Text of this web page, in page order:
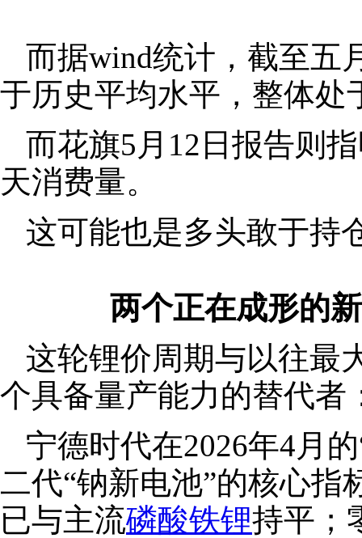
而据wind统计，截至五
于历史平均水平，整体处
而花旗5月12日报告则
天消费量。
这可能也是多头敢于持
两个正在成形的
这轮锂价周期与以往最
个具备量产能力的替代者
宁德时代在2026年4月
二代“钠新电池”的核心指
已与主流磷酸铁锂持平；